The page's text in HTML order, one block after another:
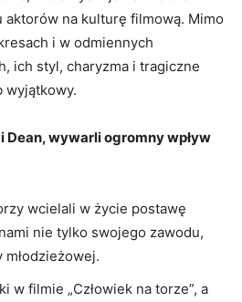
aktorów na kulturę filmową. Mimo
i w odmiennych
ich styl, charyzma i tragiczne
wyjątkowy.
Dean, wywarli ogromny wpływ
wcielali w życie postawę
nie tylko swojego zawodu,
młodzieżowej.
w filmie „Człowiek na torze”, a